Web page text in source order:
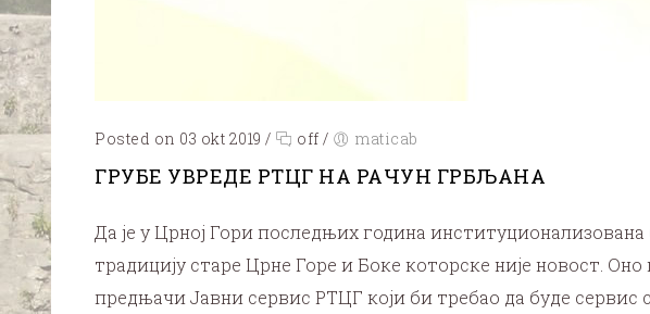
Posted on 03 okt 2019 / off / maticab
ГРУБЕ УВРЕДЕ РТЦГ НА РАЧУН ГРБЉАНА
Да је у Црној Гори последњих година
традицију старе Црне Горе и Боке которске није новост.
предњачи Јавни сервис РТЦГ који би требао да буде